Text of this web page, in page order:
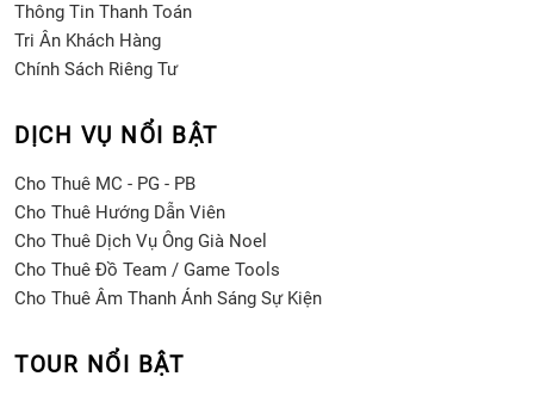
Thông Tin Thanh Toán
Tri Ân Khách Hàng
Chính Sách Riêng Tư
DỊCH VỤ NỔI BẬT
Cho Thuê MC - PG - PB
Cho Thuê Hướng Dẫn Viên
Cho Thuê Dịch Vụ Ông Già Noel
Cho Thuê Đồ Team / Game Tools
Cho Thuê Âm Thanh Ánh Sáng Sự Kiện
TOUR NỔI BẬT